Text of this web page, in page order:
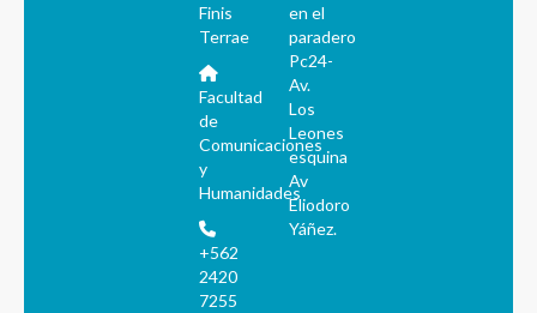
Finis
Terrae
Facultad
de
Comunicaciones
y
Humanidades
+562
2420
7255
en el
paradero
Pc24-
Av.
Los
Leones
esquina
Av
Eliodoro
Yáñez.